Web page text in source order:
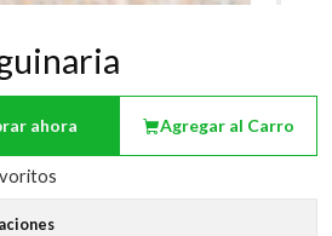
Agregar al Carro
ahora